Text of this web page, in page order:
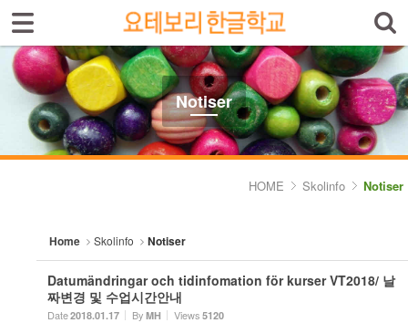
Notiser
HOME Skolinfo Notiser
Home Skolinfo Notiser
Datumändringar och tidinfomation för kurser VT2018/ 날
짜변경 및 수업시간안내
Date2018.01.17 By MH Views 5120
Sign In Sign Up
Select language
Introduktion av skolan
Skolinfo
Photoalbum
Sketchbook5, 스케치북5
Sketchbook5, 스케치북5